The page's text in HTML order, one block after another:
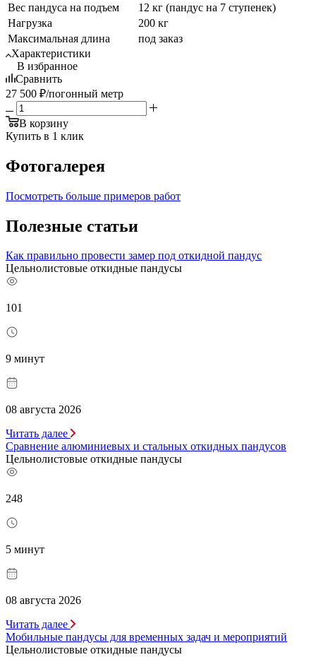
Вес пандуса на подъем
12 кг (пандус на 7 ступенек)
Нагрузка
200 кг
Максимальная длина
под заказ
Характеристики
В избранное
Сравнить
27 500 ₽/погонный метр
В корзину
Купить в 1 клик
Фотогалерея
Посмотреть больше примеров работ
Полезные статьи
Как правильно провести замер под откидной пандус
Цельнолистовые откидные пандусы
101
9 минут
08 августа 2026
Читать далее
Сравнение алюминиевых и стальных откидных пандусов
Цельнолистовые откидные пандусы
248
5 минут
08 августа 2026
Читать далее
Мобильные пандусы для временных задач и мероприятий
Цельнолистовые откидные пандусы